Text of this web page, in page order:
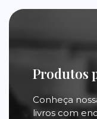
Produtos
Conheça
livros com